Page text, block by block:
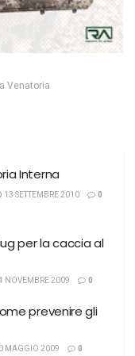
Venatoria
Interna
13 SETTEMBRE 2010 0
per la caccia al
NOVEMBRE 2009 0
prevenire gli
MAGGIO 2009 0